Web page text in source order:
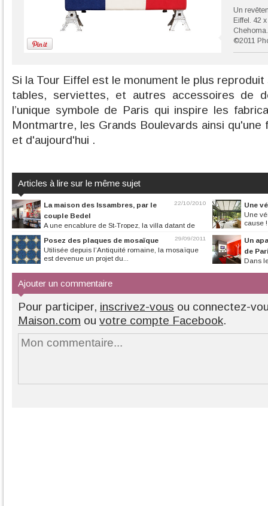
Un
Eiffel. 42
©2011
Si la Tour Eiffel est le monument le plus
tables, serviettes, et autres accessoires de
l’unique symbole de Paris qui inspire les
Montmartre, les Grands Boulevards ainsi qu'une
et d'aujourd'hui .
Articles à lire sur le même sujet
22/10/2010
La maison des Issambres, par le
couple Bedel
A une encablure de St-Tropez, la villa datant de
1957 est assise sur les...
Une
Une
cause
29/09/2011
Posez des plaques de mosaïque
Utilisée depuis l’Antiquité romaine, la mosaïque
est devenue un projet du...
Un
de
Dans
Ajouter un commentaire
Pour participer, inscrivez-vous ou connectez-
Maison.com ou votre compte Facebook.